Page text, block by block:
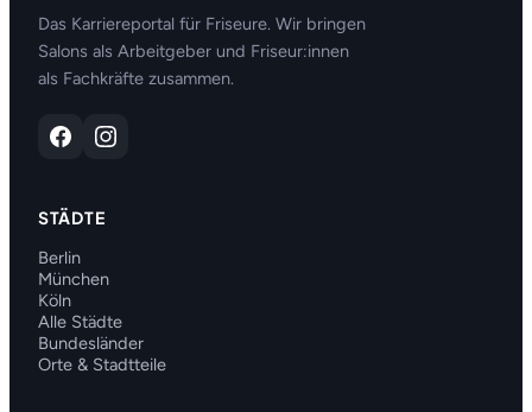
Das Karriereportal für Friseure. Wir bringen
Salons als Arbeitgeber und Friseur:innen
als Fachkräfte zusammen.
STÄDTE
Berlin
München
Köln
Alle Städte
Bundesländer
Orte & Stadtteile